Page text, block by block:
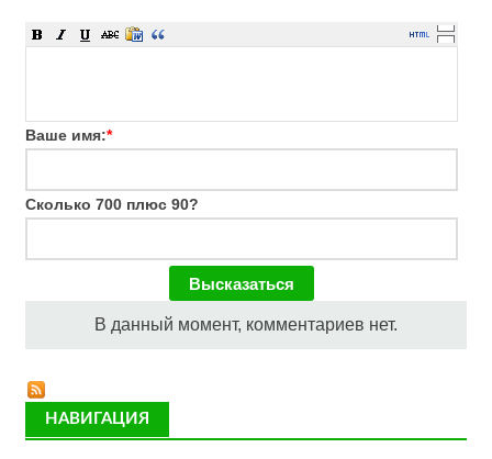
Ваше имя:*
Сколько 700 плюс 90?
В данный момент, комментариев нет.
НАВИГАЦИЯ